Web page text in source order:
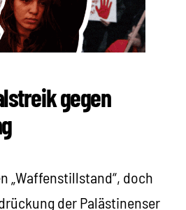
gegen
„Waffenstillstand“, doch
der Palästinenser